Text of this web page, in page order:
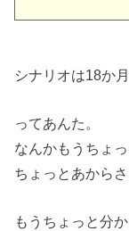
シナリオは18か月
ってあんた。
なんかもうちょ
ちょっとあから
もうちょっと分